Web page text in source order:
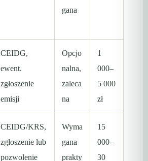
gana
CEIDG,
ewent.
zgłoszenie
emisji
Opcjo
nalna,
zaleca
na
1
000–
5 000
zł
CEIDG/KRS,
zgłoszenie lub
pozwolenie
Wyma
gana
prakty
15
000–
30